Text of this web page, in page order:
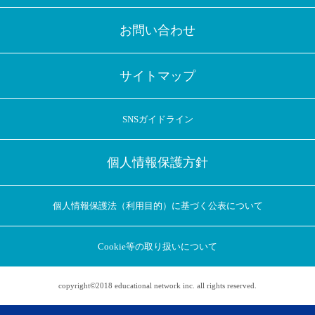
アプリに切り替えてみませんか
お問い合わせ
サイトマップ
SNSガイドライン
個人情報保護方針
個人情報保護法（利用目的）に基づく公表について
Cookie等の取り扱いについて
copyright©2018 educational network inc. all rights reserved.